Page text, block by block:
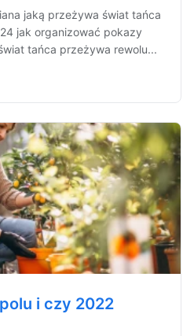
jaką przeżywa świat tańca
jak organizować pokazy
tańca przeżywa rewolu...
i czy 2022